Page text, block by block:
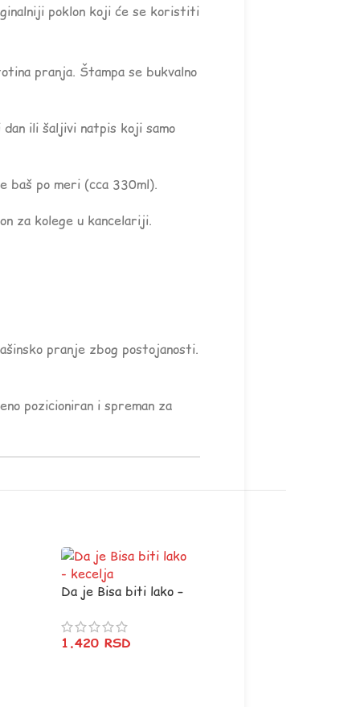
poklon koji će se koristiti
pranja. Štampa se bukvalno
ili šaljivi natpis koji samo
baš po meri (cca 330ml).
za kolege u kancelariji.
pranje zbog postojanosti.
pozicioniran i spreman za
Da je Bisa biti lako –
1.420 RSD